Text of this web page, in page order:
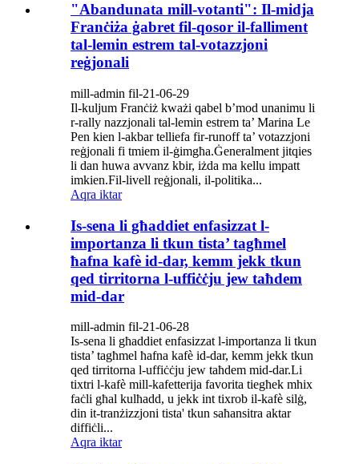
"Abandunata mill-votanti": Il-midja
Franċiża ġabret fil-qosor il-falliment
tal-lemin estrem tal-votazzjoni
reġjonali
mill-admin fil-21-06-29
Il-kuljum Franċiż kważi qabel b’mod unanimu li
r-rally nazzjonali tal-lemin estrem ta’ Marina Le
Pen kien l-akbar telliefa fir-runoff ta’ votazzjoni
reġjonali fi tmiem il-ġimgħa.Ġeneralment jitqies
li dan huwa avvanz kbir, iżda ma kellu impatt
imkien.Fil-livell reġjonali, il-politika...
Aqra iktar
Is-sena li għaddiet enfasizzat l-
importanza li tkun tista’ tagħmel
ħafna kafè id-dar, kemm jekk tkun
qed tirritorna l-uffiċċju jew taħdem
mid-dar
mill-admin fil-21-06-28
Is-sena li għaddiet enfasizzat l-importanza li tkun
tista’ tagħmel ħafna kafè id-dar, kemm jekk tkun
qed tirritorna l-uffiċċju jew taħdem mid-dar.Li
tixtri l-kafè mill-kafetterija favorita tiegħek mhix
faċli għal kulħadd, u jekk int tixrob il-kafè silġ,
din it-tranżizzjoni tista' tkun saħansitra aktar
diffiċli...
Aqra iktar